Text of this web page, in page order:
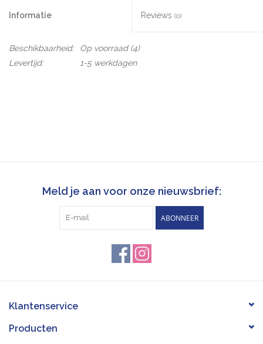
Informatie Reviews (0)
Beschikbaarheid: Op voorraad(4)
Levertijd:
1-5 werkdagen
Meld je aan voor onze nieuwsbrief:
ABONNEER
Klantenservice
Producten